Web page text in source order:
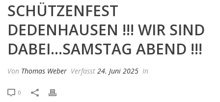
SCHÜTZENFEST
DEDENHAUSEN !!! WIR SIND
DABEI…SAMSTAG ABEND !!!
Von Thomas Weber Verfasst 24. Juni 2025 In
0